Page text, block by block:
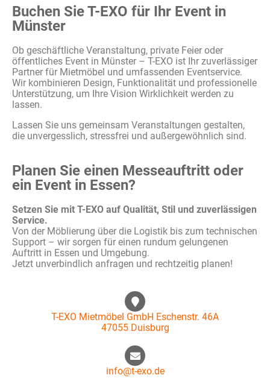
Buchen Sie T-EXO für Ihr Event in
Münster
Ob geschäftliche Veranstaltung, private Feier oder
öffentliches Event in Münster – T-EXO ist Ihr zuverlässiger
Partner für Mietmöbel und umfassenden Eventservice.
Wir kombinieren Design, Funktionalität und professionelle
Unterstützung, um Ihre Vision Wirklichkeit werden zu
lassen.
Lassen Sie uns gemeinsam Veranstaltungen gestalten,
die unvergesslich, stressfrei und außergewöhnlich sind.
Planen Sie einen Messeauftritt oder
ein Event in Essen?
Setzen Sie mit T-EXO auf Qualität, Stil und zuverlässigen
Service.
Von der Möblierung über die Logistik bis zum technischen
Support – wir sorgen für einen rundum gelungenen
Auftritt in Essen und Umgebung.
Jetzt unverbindlich anfragen und rechtzeitig planen!
T-EXO Mietmöbel GmbH Eschenstr. 46A
47055 Duisburg
info@t-exo.de